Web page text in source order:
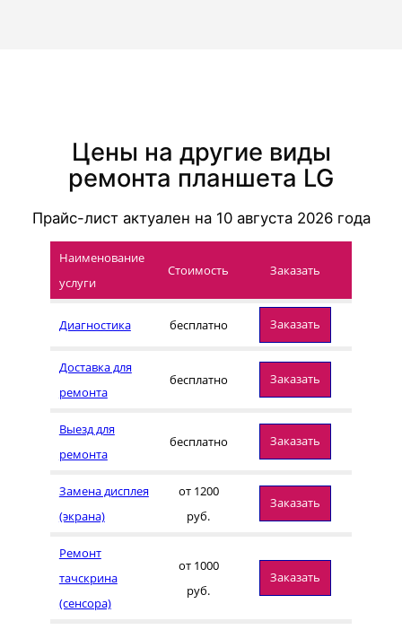
Цены на другие виды
ремонта планшета LG
Прайс-лист актуален на 10 августа 2026года
Наименование
услуги
Стоимость Заказать
Диагностика бесплатно Заказать
Доставка для
ремонта
бесплатно Заказать
Выезд для
ремонта
бесплатно Заказать
Замена дисплея
(экрана)
от 1200
руб.
Заказать
Ремонт
тачскрина
(сенсора)
от 1000
руб.
Заказать